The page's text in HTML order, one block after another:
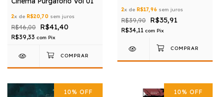
2x de R$20,70 sem juros
R$46,00 R$41,40
R$39,33 com Pix
2x de R$17,96 sem juros
R$39,90 R$35,91
R$34,11 com Pix
10% OFF 10% OFF